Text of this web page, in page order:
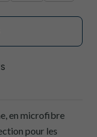
en microfibre
pour les